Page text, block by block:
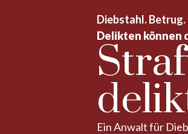
Diebstahl.
Delikten können
Ein Anwalt für